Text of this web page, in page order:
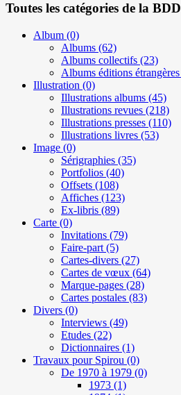
Toutes les catégories de la BDD
Album (0)
Albums (62)
Albums collectifs (23)
Albums éditions étrangères
Illustration (0)
Illustrations albums (45)
Illustrations revues (218)
Illustrations presses (110)
Illustrations livres (53)
Image (0)
Sérigraphies (35)
Portfolios (40)
Offsets (108)
Affiches (123)
Ex-libris (89)
Carte (0)
Invitations (79)
Faire-part (5)
Cartes-divers (27)
Cartes de vœux (64)
Marque-pages (28)
Cartes postales (83)
Divers (0)
Interviews (49)
Etudes (22)
Dictionnaires (1)
Travaux pour Spirou (0)
De 1970 à 1979 (0)
1973 (1)